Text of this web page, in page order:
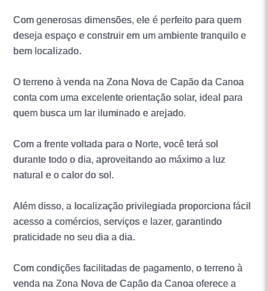
Com generosas dimensões, ele é perfeito para quem
deseja espaço e construir em um ambiente tranquilo e
bem localizado.
O terreno à venda na Zona Nova de Capão da Canoa
conta com uma excelente orientação solar, ideal para
quem busca um lar iluminado e arejado.
Com a frente voltada para o Norte, você terá sol
durante todo o dia, aproveitando ao máximo a luz
natural e o calor do sol.
Além disso, a localização privilegiada proporciona fácil
acesso a comércios, serviços e lazer, garantindo
praticidade no seu dia a dia.
Com condições facilitadas de pagamento, o terreno à
venda na Zona Nova de Capão da Canoa oferece a